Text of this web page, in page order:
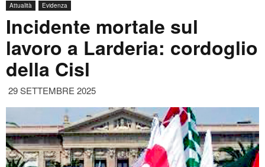
Attualità Evidenza
Incidente mortale sul
lavoro a Larderia: cordoglio
della Cisl
29 SETTEMBRE 2025